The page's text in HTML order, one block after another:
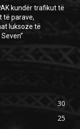
kundër trafikut të
të parave,
luksoze të
30
25